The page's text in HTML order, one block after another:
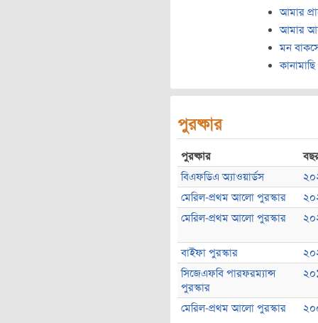
আমার
আমার
মন
কানামাছি
পুরষ্কার
পুরষ্কার
বিএফডিএ অ্যাওয়ার্ডস
মেরিল-প্রথম আলো পুরস্কার
মেরিল-প্রথম আলো পুরস্কার
বাইফা পুরস্কার
সিজেএফবি পারফরম্যান্স
পুরস্কার
মেরিল-প্রথম আলো পুরস্কার